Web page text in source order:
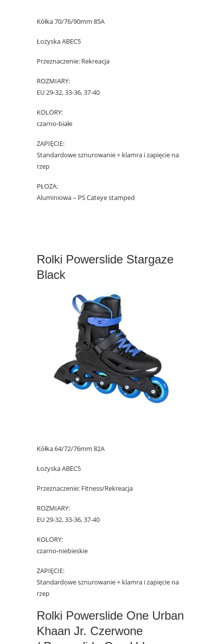
Kółka 70/76/90mm 85A
Łożyska ABEC5
Przeznaczenie: Rekreacja
ROZMIARY:
EU 29-32, 33-36, 37-40
KOLORY:
czarno-białe
ZAPIĘCIE:
Standardowe sznurowanie + klamra i zapięcie na
rzep
PŁOZA:
Aluminiowa – PS Cateye stamped
Rolki Powerslide Stargaze
Black
Kółka 64/72/76mm 82A
Łożyska ABEC5
Przeznaczenie: Fitness/Rekreacja
ROZMIARY:
EU 29-32, 33-36, 37-40
KOLORY:
czarno-niebieskie
ZAPIĘCIE:
Standardowe sznurowanie + klamra i zapięcie na
rzep
Rolki Powerslide One Urban
Khaan Jr. Czerwone